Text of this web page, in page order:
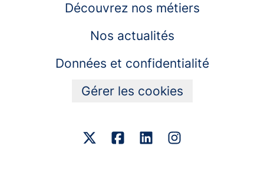
Découvrez nos métiers
Nos actualités
Données et confidentialité
Gérer les cookies